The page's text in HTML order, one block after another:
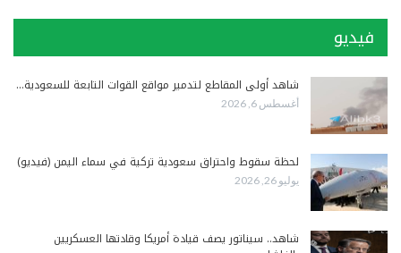
فيديو
شاهد أولى المقاطع لتدمير مواقع القوات التابعة للسعودية…
أغسطس 6, 2026
لحظة سقوط واحتراق سعودية تركية في سماء اليمن (فيديو)
يوليو 26, 2026
شاهد.. سيناتور يصف قيادة أمريكا وقادتها العسكريين